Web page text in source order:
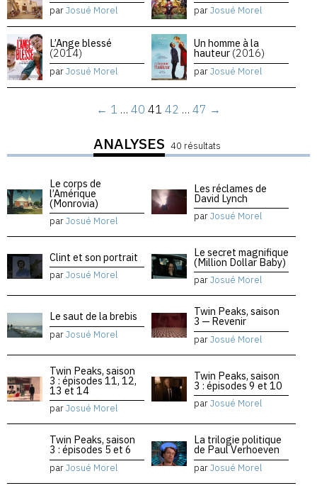
parJosué Morel parJosué Morel
L’Ange blessé
(2014)
parJosué Morel
Un homme à la
hauteur (2016)
parJosué Morel
← 1 … 40 41 42 … 47 →
ANALYSES 40 résultats
Le corps de
l’Amérique
(Monrovia)
parJosué Morel
Les réclames de
David Lynch
parJosué Morel
Clint et son portrait
parJosué Morel
Le secret magnifique
(Million Dollar Baby)
parJosué Morel
Le saut de la brebis
parJosué Morel
Twin Peaks, saison
3 — Revenir
parJosué Morel
Twin Peaks, saison
3 : épisodes 11, 12,
13 et 14
parJosué Morel
Twin Peaks, saison
3 : épisodes 9 et 10
parJosué Morel
Twin Peaks, saison
3 : épisodes 5 et 6
parJosué Morel
La trilogie politique
de Paul Verhoeven
parJosué Morel